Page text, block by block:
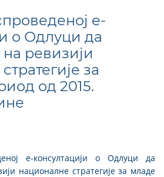
е-
о Одлуци да
ревизији
за
од 2015.
е-консултацији о Одлуци да
националне стратегије за младе